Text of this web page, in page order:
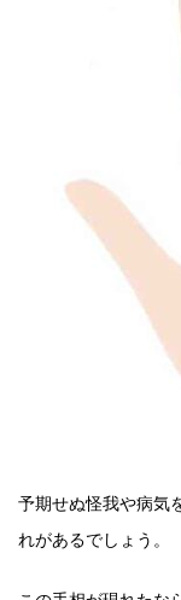
予期せぬ怪我や病気
れがあるでしょう。